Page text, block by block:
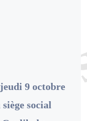
9 octobre
social